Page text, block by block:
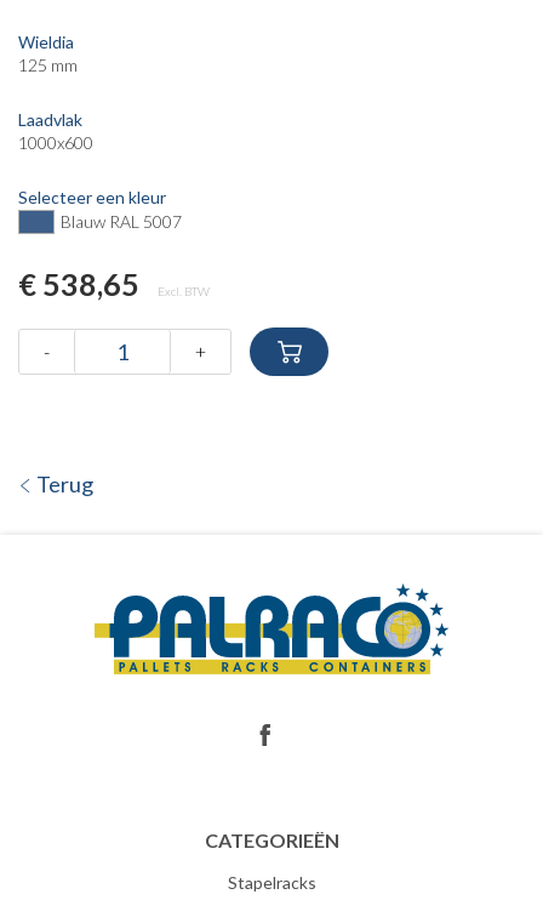
Wieldia
125 mm
Laadvlak
1000x600
Selecteer een kleur
Blauw RAL 5007
€ 538,65 Excl. BTW
- +
Terug
CATEGORIEËN
Stapelracks